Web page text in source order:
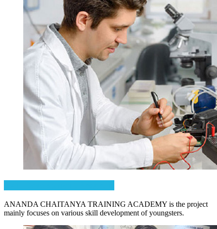
ANANDA CHAITANYA TRAINING ACADEMY is the project
mainly focuses on various skill development of youngsters.